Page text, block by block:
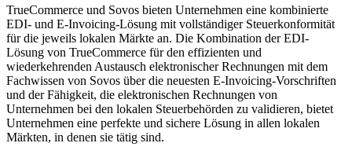
TrueCommerce und Sovos bieten Unternehmen eine kombinierte
EDI- und E-Invoicing-Lösung mit vollständiger Steuerkonformität
für die jeweils lokalen Märkte an. Die Kombination der EDI-
Lösung von TrueCommerce für den effizienten und
wiederkehrenden Austausch elektronischer Rechnungen mit dem
Fachwissen von Sovos über die neuesten E-Invoicing-Vorschriften
und der Fähigkeit, die elektronischen Rechnungen von
Unternehmen bei den lokalen Steuerbehörden zu validieren, bietet
Unternehmen eine perfekte und sichere Lösung in allen lokalen
Märkten, in denen sie tätig sind.